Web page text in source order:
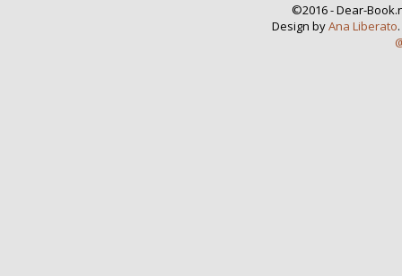
©2016 - Dear-
Design byAna Liberato